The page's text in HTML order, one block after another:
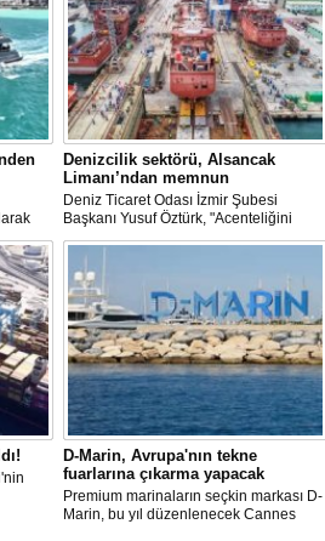
Denizcilik sektörü, Alsancak
Limanı’ndan memnun
Deniz Ticaret Odası İzmir Şubesi
Başkanı Yusuf Öztürk, "Acenteliğini
yaptığımız gemi sayesinde süreci
baştan sona takip etme fırsatı buldum.
İlk günden itibaren hizmet anlayışındaki
değişimi hissettik. Operasyonlar çok
hızlı şekilde tamamlandı" dedi
D-Marin, Avrupa'nın tekne
fuarlarına çıkarma yapacak
Premium marinaların seçkin markası D-
Marin, bu yıl düzenlenecek Cannes